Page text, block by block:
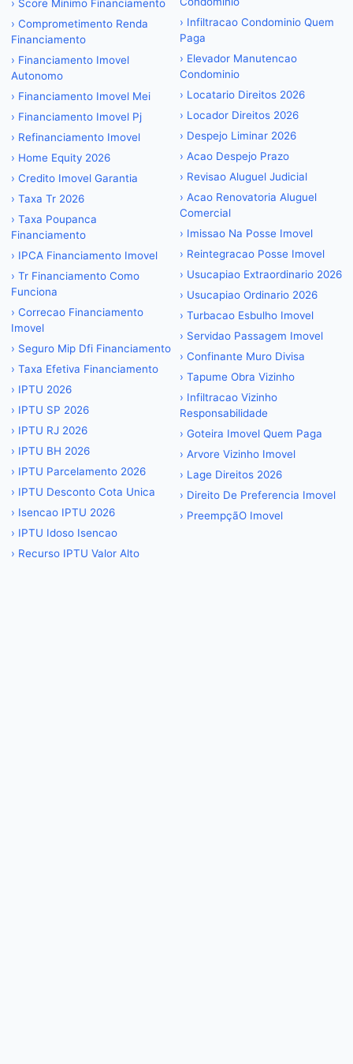
› Score Minimo Financiamento
› Comprometimento Renda
Financiamento
› Financiamento Imovel
Autonomo
› Financiamento Imovel Mei
› Financiamento Imovel Pj
› Refinanciamento Imovel
› Home Equity 2026
› Credito Imovel Garantia
› Taxa Tr 2026
› Taxa Poupanca
Financiamento
› IPCA Financiamento Imovel
› Tr Financiamento Como
Funciona
› Correcao Financiamento
Imovel
› Seguro Mip Dfi Financiamento
› Taxa Efetiva Financiamento
› IPTU 2026
› IPTU SP 2026
› IPTU RJ 2026
› IPTU BH 2026
› IPTU Parcelamento 2026
› IPTU Desconto Cota Unica
› Isencao IPTU 2026
› IPTU Idoso Isencao
› Recurso IPTU Valor Alto
› Infiltracao Condominio Quem
Paga
› Elevador Manutencao
Condominio
› Locatario Direitos 2026
› Locador Direitos 2026
› Despejo Liminar 2026
› Acao Despejo Prazo
› Revisao Aluguel Judicial
› Acao Renovatoria Aluguel
Comercial
› Imissao Na Posse Imovel
› Reintegracao Posse Imovel
› Usucapiao Extraordinario 2026
› Usucapiao Ordinario 2026
› Turbacao Esbulho Imovel
› Servidao Passagem Imovel
› Confinante Muro Divisa
› Tapume Obra Vizinho
› Infiltracao Vizinho
Responsabilidade
› Goteira Imovel Quem Paga
› Arvore Vizinho Imovel
› Lage Direitos 2026
› Direito De Preferencia Imovel
› PreempçãO Imovel